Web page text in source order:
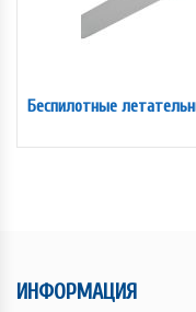
Беспилотные
ИНФОРМАЦИЯ